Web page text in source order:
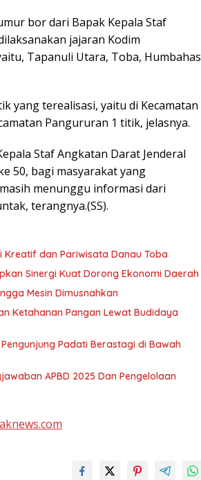
bor dari Bapak Kepala Staf
jajaran Kodim
Tapanuli Utara, Toba, Humbahas
yang terealisasi, yaitu di Kecamatan
Pangururan 1 titik, jelasnya.
Staf Angkatan Darat Jenderal
50, bagi masyarakat yang
menunggu informasi dari
terangnya.(SS).
Kreatif dan Pariwisata Danau Toba
Sinergi Kuat Dorong Ekonomi Daerah
Mesin Dimusnahkan
Ketahanan Pangan Lewat Budidaya
Padati Berastagi di Bawah
APBD 2025 Dan Pengelolaan